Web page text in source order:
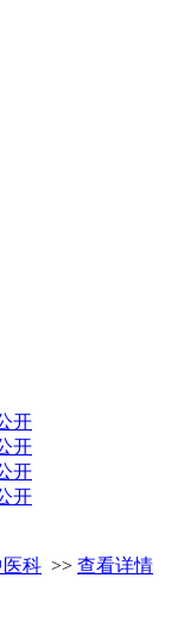
开
开
开
开
医科 >> 查看详情